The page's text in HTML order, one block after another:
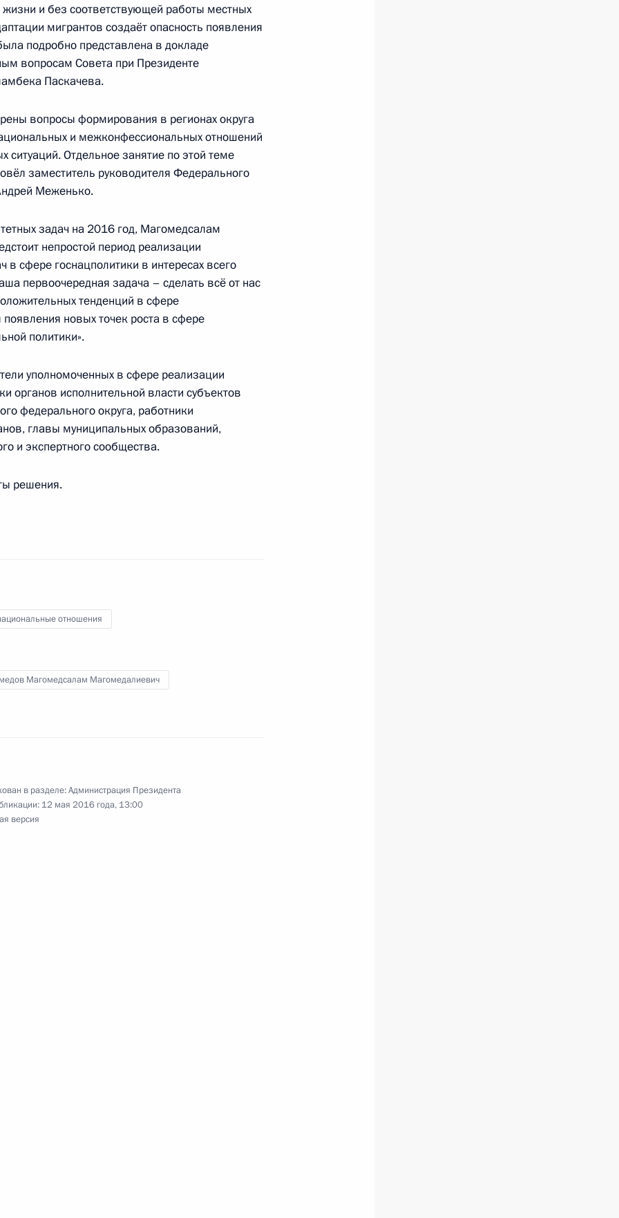
футбольный клуб
заседании
политике,
церковных связей
о повышении
санаторно-курортного
государственной
федеральном округе
компании
жизни и без соответствующей работы местных
мигрантов создаёт опасность появления
подробно представлена в докладе
вопросам Совета при Президенте
Паскачева.
вопросы формирования в регионах округа
и межконфессиональных отношений
ситуаций. Отдельное занятие по этой теме
заместитель руководителя Федерального
Меженько.
задач на 2016 год, Магомедсалам
непростой период реализации
в сфере госнацполитики в интересах всего
первоочередная задача – сделать всё от нас
тенденций в сфере
новых точек роста в сфере
политики».
уполномоченных в сфере реализации
органов исполнительной власти субъектов
федерального округа, работники
главы муниципальных образований,
и экспертного сообщества.
решения.
отношения
Магомедсалам Магомедалиевич
в разделе:Администрация Президента
12 мая 2016 года, 13:00
версия